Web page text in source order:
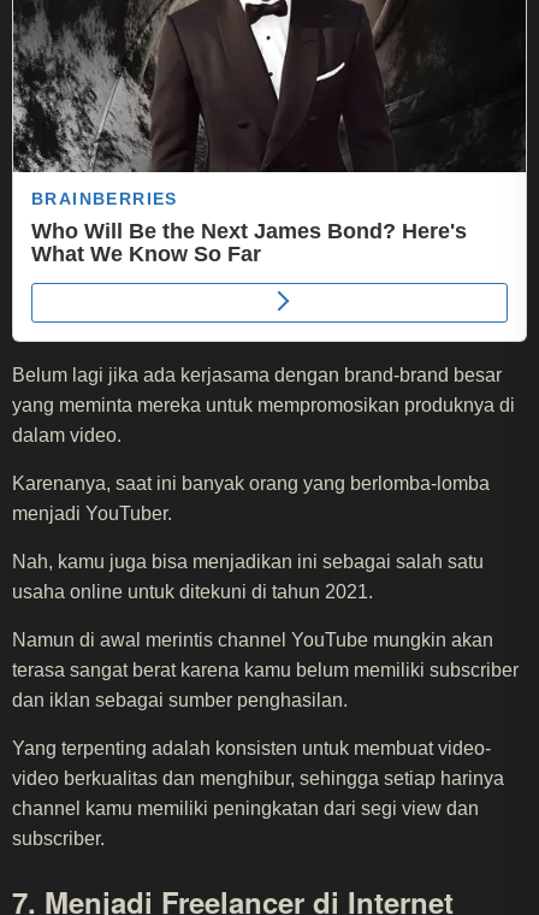
Belum lagi jika ada kerjasama dengan brand-brand besar
yang meminta mereka untuk mempromosikan produknya di
dalam video.
Karenanya, saat ini banyak orang yang berlomba-lomba
menjadi YouTuber.
Nah, kamu juga bisa menjadikan ini sebagai salah satu
usaha online untuk ditekuni di tahun 2021.
Namun di awal merintis channel YouTube mungkin akan
terasa sangat berat karena kamu belum memiliki subscriber
dan iklan sebagai sumber penghasilan.
Yang terpenting adalah konsisten untuk membuat video-
video berkualitas dan menghibur, sehingga setiap harinya
channel kamu memiliki peningkatan dari segi view dan
subscriber.
7. Menjadi Freelancer di Internet